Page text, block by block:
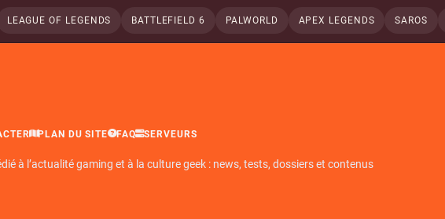
LEAGUE OF LEGENDS BATTLEFIELD 6 PALWORLD APEX LEGENDS SAROS
PLAN DU SITE FAQ SERVEURS
à l’actualité gaming et à la culture geek : news, tests, dossiers et contenus